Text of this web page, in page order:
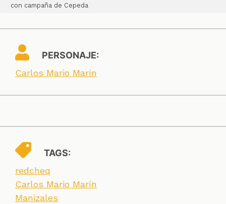
con campaña de Cepeda
PERSONAJE:
Carlos Mario Marín
TAGS:
redcheq
Carlos Mario Marín
Manizales